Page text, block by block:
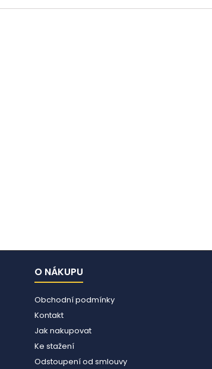
O NÁKUPU
Obchodní podmínky
Kontakt
Jak nakupovat
Ke stažení
Odstoupení od smlouvy